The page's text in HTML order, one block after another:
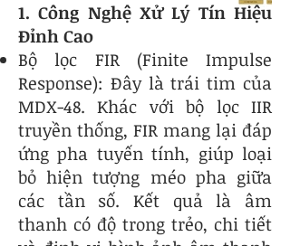
1. Công Nghệ Xử Lý Tín Hiệu
Đỉnh Cao
Bộ lọc FIR (Finite Impulse
Response): Đây là trái tim của
MDX-48. Khác với bộ lọc IIR
truyền thống, FIR mang lại đáp
ứng pha tuyến tính, giúp loại
bỏ hiện tượng méo pha giữa
các tần số. Kết quả là âm
thanh có độ trong trẻo, chi tiết